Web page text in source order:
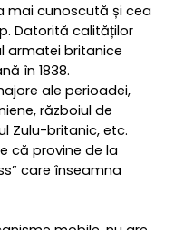
mai cunoscută și cea
Datorită calităților
armatei britanice
în 1838.
ale perioadei,
războiul de
Zulu-britanic, etc.
că provine de la
care înseamna